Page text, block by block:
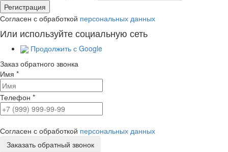
Согласен с обработкой персональных данных
Или используйте социальную сеть
Продолжить с Google
Заказ обратного звонка
Имя *
Телефон *
Согласен с обработкой персональных данных